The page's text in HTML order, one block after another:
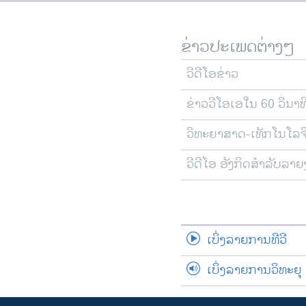
ຂ່າວປະເພດຕ່າງໆ
ວີດີໂອຂ່າວ
ຂ່າວວີໂອເອໃນ 60 ວິນາ
ວິທະຍາສາດ-ເທັກໂນໂລ
ວີດີໂອ ອັງກິດສຳລັບລາຍ
ເບິ່ງລາຍການທີວີ
ເບິ່ງລາຍການວິທະຍຸ